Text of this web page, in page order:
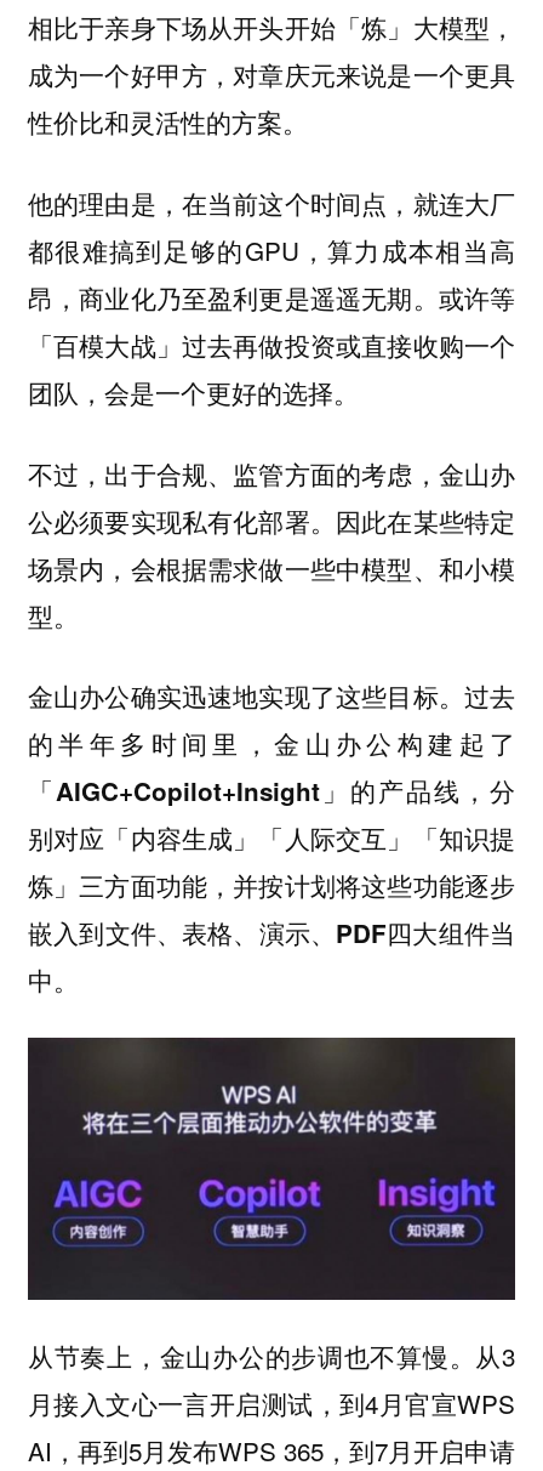
相比于亲身下场从开头开始「炼」大模型，
成为一个好甲方，对章庆元来说是一个更具
性价比和灵活性的方案。
他的理由是，在当前这个时间点，就连大厂
都很难搞到足够的GPU，算力成本相当高
昂，商业化乃至盈利更是遥遥无期。或许等
「百模大战」过去再做投资或直接收购一个
团队，会是一个更好的选择。
不过，出于合规、监管方面的考虑，金山办
公必须要实现私有化部署。因此在某些特定
场景内，会根据需求做一些中模型、和小模
型。
金山办公确实迅速地实现了这些目标。 过去
的半年多时间里，金山办公构建起了
「AIGC+Copilot+Insight」的产品线，分
别对应「内容生成」「人际交互」「知识提
炼」三方面功能，并按计划将这些功能逐步
嵌入到文件、表格、演示、PDF四大组件当
中。
从节奏上，金山办公的步调也不算慢。 从3
月接入文心一言开启测试，到4月官宣WPS
AI，再到5月发布WPS 365，到7月开启申请